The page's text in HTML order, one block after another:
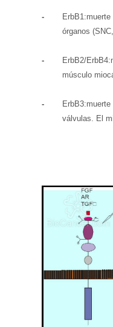
-
órganos
-
ErbB2/
músculo
-
válvulas. El